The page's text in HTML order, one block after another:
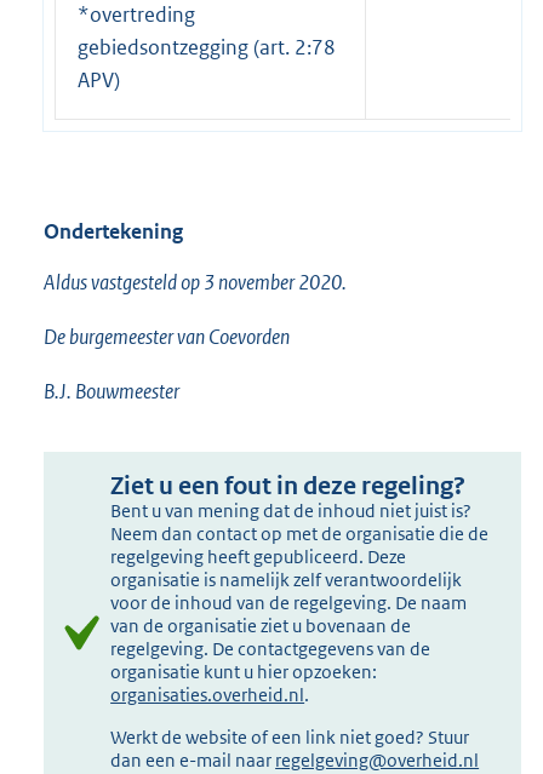
*overtreding
gebiedsontzegging (art. 2:78
APV)
Ondertekening
Aldus vastgesteld op 3 november 2020.
De burgemeester van Coevorden
B.J. Bouwmeester
Ziet u een fout in deze regeling?
Bent u van mening dat de inhoud niet juist is?
Neem dan contact op met de organisatie die de
regelgeving heeft gepubliceerd. Deze
organisatie is namelijk zelf verantwoordelijk
voor de inhoud van de regelgeving. De naam
van de organisatie ziet u bovenaan de
regelgeving. De contactgegevens van de
organisatie kunt u hier opzoeken:
organisaties.overheid.nl.
Werkt de website of een link niet goed? Stuur
dan een e-mail naar regelgeving@overheid.nl